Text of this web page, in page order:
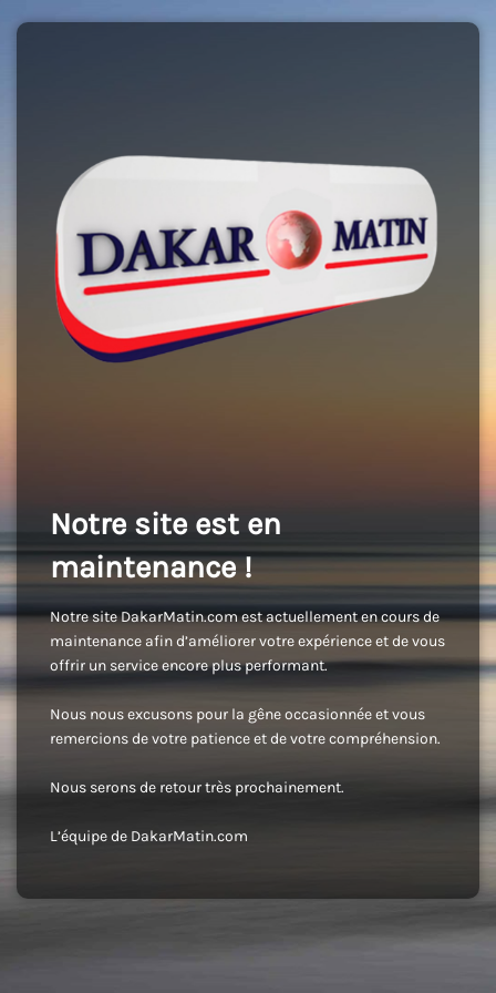
Notre site est en
maintenance !
Notre site DakarMatin.com est actuellement en cours de
maintenance afin d’améliorer votre expérience et de vous
offrir un service encore plus performant.
Nous nous excusons pour la gêne occasionnée et vous
remercions de votre patience et de votre compréhension.
Nous serons de retour très prochainement.
L’équipe de DakarMatin.com